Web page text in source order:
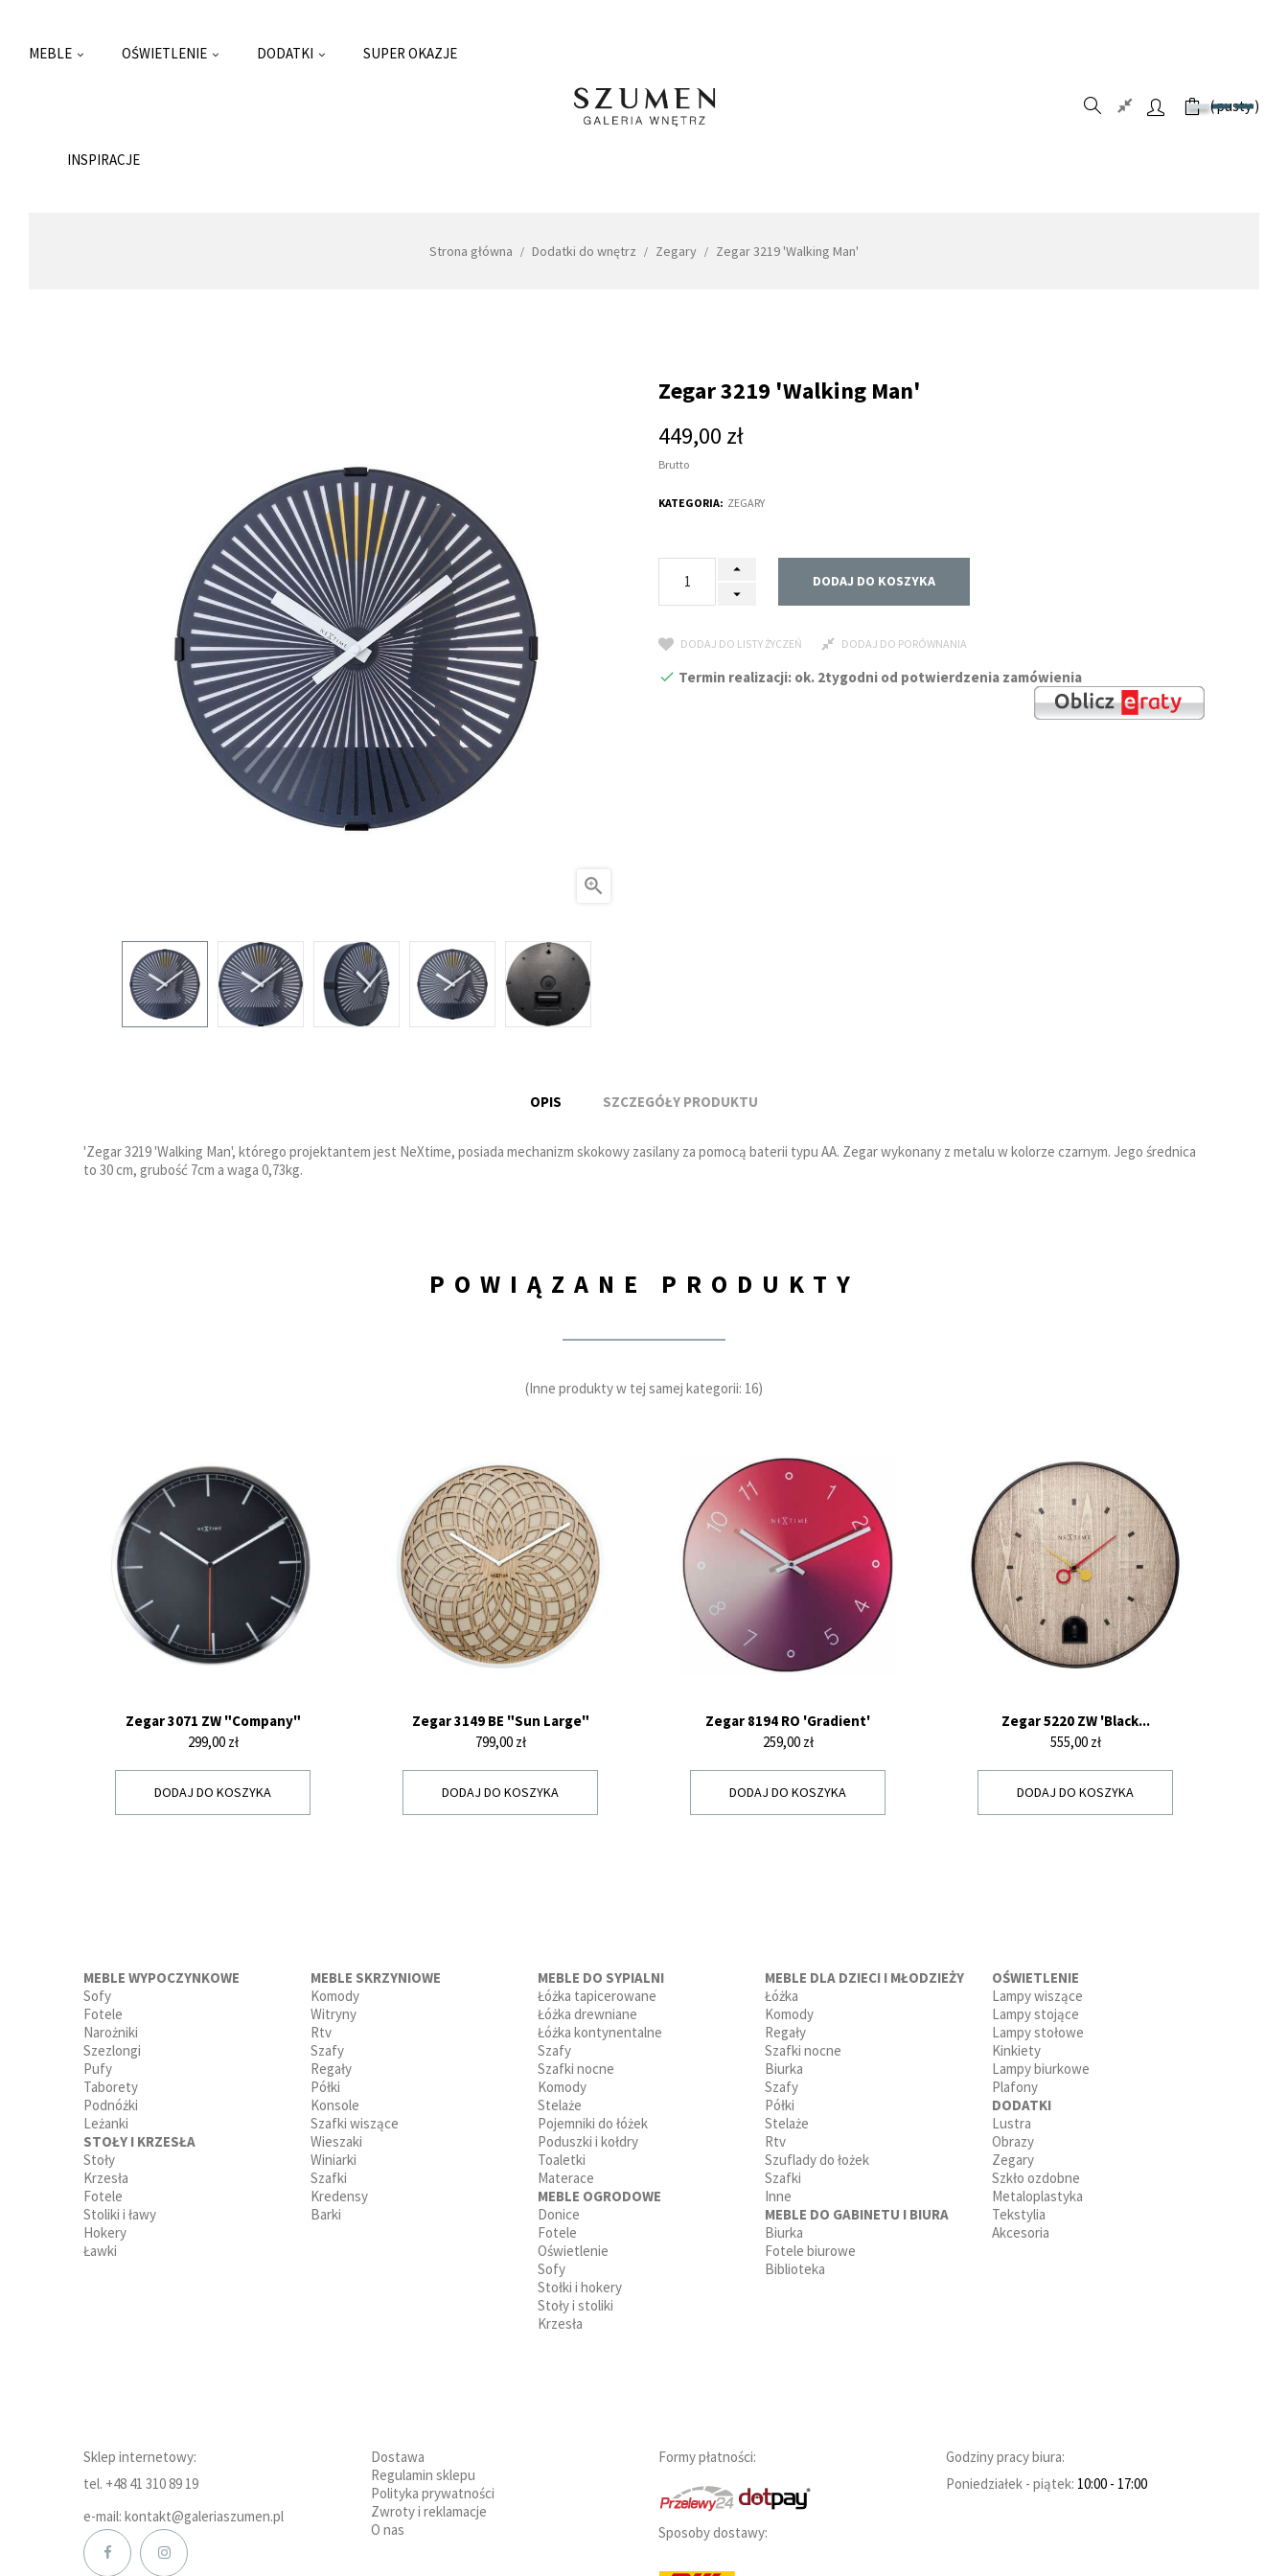
MEBLE OŚWIETLENIE DODATKI SUPER OKAZJE
INSPIRACJE
pusty
Strona główna Dodatki do wnętrz Zegary Zegar 3219 'Walking Man'

Zegar 3219 'Walking Man'
449,00 zł
Brutto
KATEGORIA: ZEGARY
DODAJ DO KOSZYKA
DODAJ DO LISTY ŻYCZEŃ DODAJ DO PORÓWNANIA
Termin realizacji: ok. 2tygodni od potwierdzenia zamówienia
OPIS SZCZEGÓŁY PRODUKTU
'Zegar 3219 'Walking Man', którego projektantem jest NeXtime, posiada mechanizm skokowy zasilany za pomocą baterii typu AA. Zegar wykonany z metalu w kolorze czarnym. Jego średnica
to 30 cm, grubość 7cm a waga 0,73kg.
POWIĄZANE PRODUKTY
(Inne produkty w tej samej kategorii: 16)
Zegar 3071 ZW "Company"
Cena
299,00 zł
DODAJ DO KOSZYKA
Zegar 3149 BE "Sun Large"
Cena
799,00 zł
DODAJ DO KOSZYKA
Zegar 8194 RO 'Gradient'
Cena
259,00 zł
DODAJ DO KOSZYKA
Zegar 5220 ZW 'Black...
Cena
555,00 zł
DODAJ DO KOSZYKA
MEBLE WYPOCZYNKOWE
Sofy
Fotele
Narożniki
Szezlongi
Pufy
Taborety
Podnóżki
Leżanki
STOŁY I KRZESŁA
Stoły
Krzesła
Fotele
Stoliki i ławy
Hokery
Ławki
MEBLE SKRZYNIOWE
Komody
Witryny
Rtv
Szafy
Regały
Półki
Konsole
Szafki wiszące
Wieszaki
Winiarki
Szafki
Kredensy
Barki
MEBLE DO SYPIALNI
Łóżka tapicerowane
Łóżka drewniane
Łóżka kontynentalne
Szafy
Szafki nocne
Komody
Stelaże
Pojemniki do łóżek
Poduszki i kołdry
Toaletki
Materace
MEBLE OGRODOWE
Donice
Fotele
Oświetlenie
Sofy
Stołki i hokery
Stoły i stoliki
Krzesła
MEBLE DLA DZIECI I MŁODZIEŻY
Łóżka
Komody
Regały
Szafki nocne
Biurka
Szafy
Półki
Stelaże
Rtv
Szuflady do łożek
Szafki
Inne
MEBLE DO GABINETU I BIURA
Biurka
Fotele biurowe
Biblioteka
OŚWIETLENIE
Lampy wiszące
Lampy stojące
Lampy stołowe
Kinkiety
Lampy biurkowe
Plafony
DODATKI
Lustra
Obrazy
Zegary
Szkło ozdobne
Metaloplastyka
Tekstylia
Akcesoria
Sklep internetowy:
tel. +48 41 310 89 19
e-mail: kontakt@galeriaszumen.pl
Dostawa
Regulamin sklepu
Polityka prywatności
Zwroty i reklamacje
O nas
Formy płatności:
Sposoby dostawy:
Godziny pracy biura:
Poniedziałek - piątek: 10:00 - 17:00